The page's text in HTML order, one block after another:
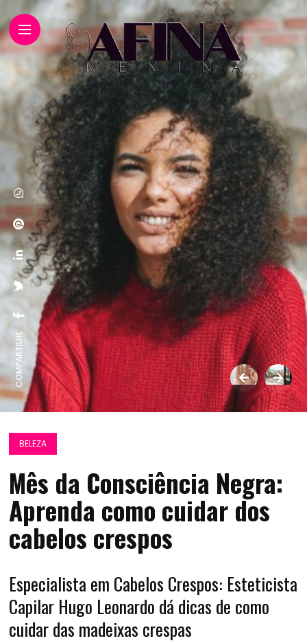
COMPARTILHE:
BELEZA
Mês da Consciência Negra:
Aprenda como cuidar dos
cabelos crespos
Especialista em Cabelos Crespos: Esteticista
Capilar Hugo Leonardo dá dicas de como
cuidar das madeixas crespas